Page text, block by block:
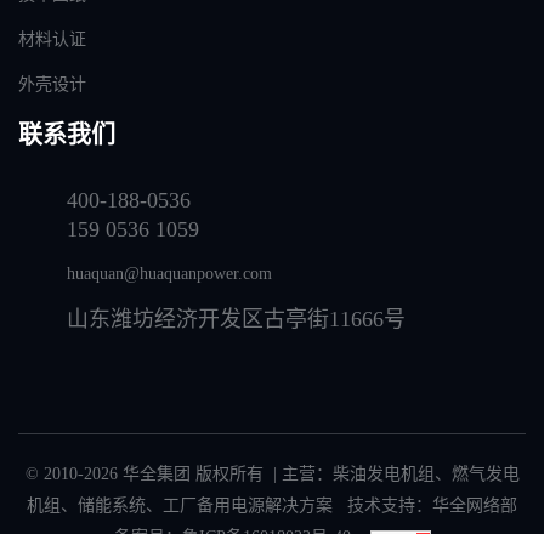
材料认证
外壳设计
联系我们
400-188-0536
159 0536 1059
huaquan@huaquanpower.com
山东潍坊经济开发区古亭街11666号
© 2010-2026 华全集团 版权所有 | 主营： 柴油发电机组 、 燃气发电
机组 、 储能系统、 工厂备用电源解决方案 技术支持：华全网络部